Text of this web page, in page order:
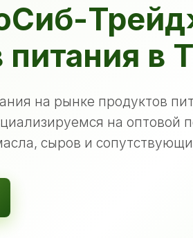
питания в
на рынке продуктов
на оптовой
сыров и